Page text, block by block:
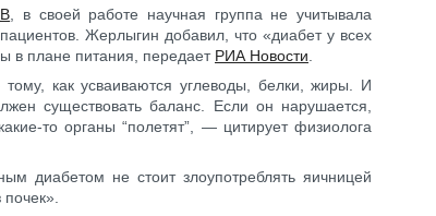
, в своей работе научная группа не учитывала
Жерлыгин добавил, что «диабет у всех
в плане питания, передает РИА Новости
как усваиваются углеводы, белки, жиры. И
существовать баланс. Если он нарушается,
то органы “полетят”, — цитирует физиолога
диабетом не стоит злоупотреблять яичницей